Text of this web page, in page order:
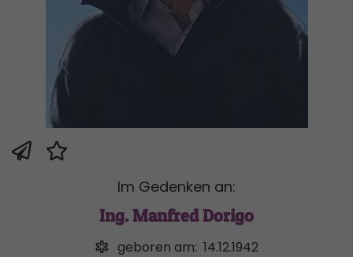
Im Gedenken an:
Ing. Manfred Dorigo
geboren am: 14.12.1942